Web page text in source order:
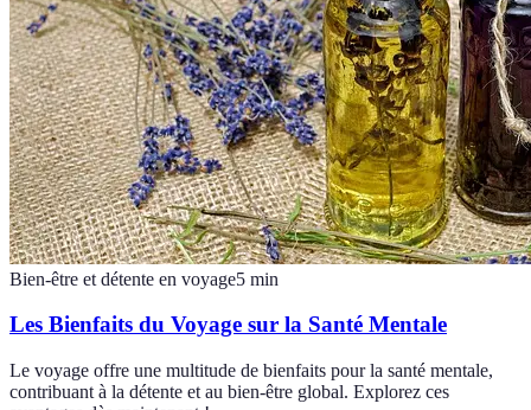
Bien-être et détente en voyage5 min
Les Bienfaits du Voyage sur la Santé Mentale
Le voyage offre une multitude de bienfaits pour la santé mentale,
contribuant à la détente et au bien-être global. Explorez ces